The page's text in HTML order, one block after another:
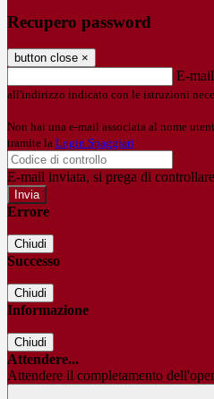
Recupero password
button close ×
E-mail
all'indirizzo indicato con le istruzioni
Non hai una e-mail associata al nome
tramite la Login Spaggiari
E-mail inviata, si prega di
Errore
Chiudi
Successo
Chiudi
Informazione
Chiudi
Attendere...
Attendere il completamento